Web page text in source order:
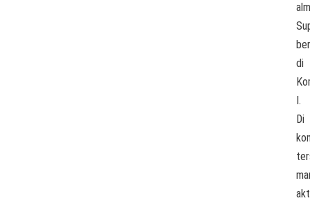
di
I.
Di